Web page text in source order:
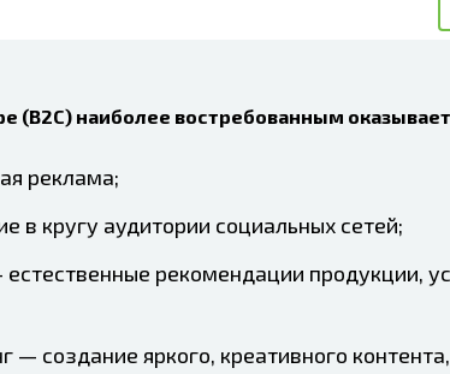
(B2C) наиболее востребованным
реклама;
в кругу аудитории социальных сетей;
рекомендации продукции,
— создание яркого, креативного